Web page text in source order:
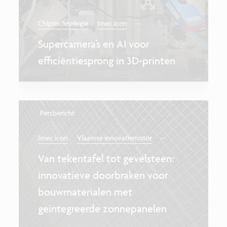
Chiptechnologie Imec.icon ...
Supercamera’s en AI voor
efficiëntiesprong in 3D-printen
Persbericht
Imec.icon Vlaamse innovatiemotor ...
Van tekentafel tot gevelsteen:
innovatieve doorbraken voor
bouwmaterialen met
geïntegreerde zonnepanelen